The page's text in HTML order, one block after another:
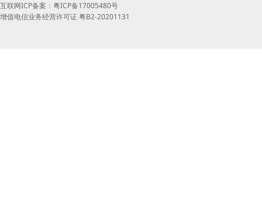
互联网ICP备案：粤ICP备17005480号
增值电信业务经营许可证 粤B2-20201131